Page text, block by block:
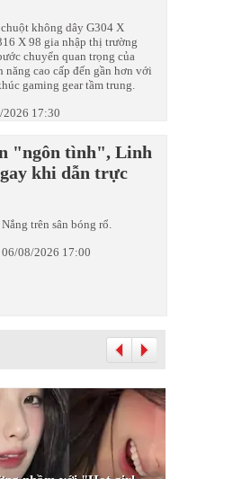
không dây G304 X
X 98 gia nhập thị trường
chuyển quan trọng của
cao cấp đến gần hơn với
gaming gear tầm trung.
17:30
"ngôn tình", Linh
khi dẫn trực
trên sân bóng rổ.
06/08/2026 17:00